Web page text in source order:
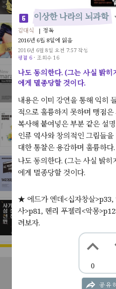
그는 분명히 개척자고 혁
불릴만 했다.1999년 처음
세계 최고의 부자가 되었다
마라톤 나도 할 수 있다
제프 갤러웨이 | 이명혜 역
* 워크 브레이크 - 5분 뛰고
속 걷는 시간을 늘려가며
방식이 책을 읽기전까지
마라톤교본
가와고에 마나부 | 황세정 역
- 서브4 목표 - 5분 40초
m이상 달리지 않는다. 실
5분대/km로 달릴 수 있게
[ 건강&
실전! 파이토치 딥러닝
아쉬쉬 란잔 자 | 김정인 역
예전 파이토치 버전이라 제
큼 코드들을 수선하며 돌려
션을 뽑아내거나 미디 파일
음악을
[
AI, 빅데이터 활용이
반병현
독학으로 어떤 분야 하나
가 깊은 분야를 익힌다는
운 일이 아닐것이다.그 중에
사기꾼의 심장은 천천
곽재식
조금은 오래 전, 이라기 보
년, sf 페스티벌에서 곽재
굉장한 흡입력으로 한국의
[ 문학
하지만 거기까지.서로가
고 또 설혹 누군가 범인이[ 문
서비스소개 고객
개인정보처리방
이상한 나라의 뇌과학
김대식
| 정독
2016년 6월 8일에 읽음
2016년 6월 8일 오전 7:57 작성
평점 6 · 조회수 16
나도 동의한다. (그는 사실 밝
에게 멸종당할 것이다.
내용은 이미 강연을 통해 익히
적으로 훌륭하지 못하며 맹점
복사해 붙여넣은 부분 같은 설
인류 역사와 창의적인 그림들
대한 통찰은 용감하며 훌륭하다.
나도 동의한다. (그는 사실 밝
에게 멸종당할 것이다.
★ 에드가 엔데<십자창살>p33,
사>p81, 헨리 푸젤리<악몽
려보자.
0
공유